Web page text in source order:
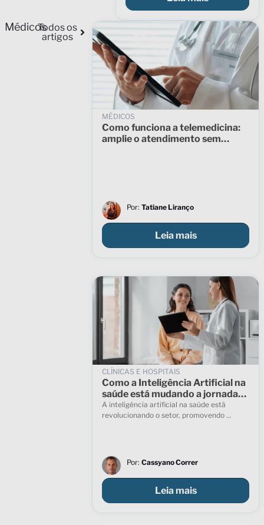
MédicosTodos os
artigos
MÉDICOS
Como funciona a telemedicina:
amplie o atendimento sem
Por:Tatiane Liranço
Leia mais
CLÍNICAS E HOSPITAIS
Como a Inteligência Artificial na
saúde está mudando a jornada
do paciente
A inteligência artificial na saúde está
revolucionando o setor, promovendo ...
Por:Cassyano Correr
Leia mais